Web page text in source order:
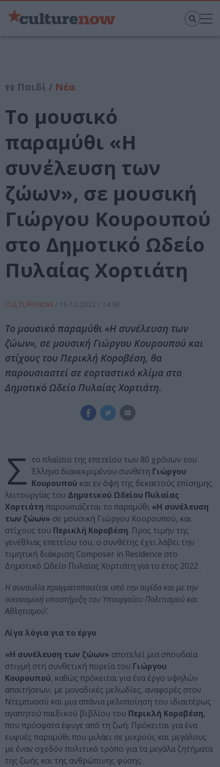
Παιδί / Νέα
Το μουσικό
παραμύθι «Η
συνέλευση των
ζώων», σε μουσική
Γιώργου Κουρουπού
στο Δημοτικό Ωδείο
Πυλαίας Χορτιάτη
CULTURENOW / 19-12-2022 / 14:38
Το μουσικό παραμύθι «Η συνέλευση των
ζώων», σε μουσική Γιώργου Κουρουπού και
στίχους του Περικλή Κοροβέση, θα
παρουσιαστεί σε εορταστικό κλίμα στο
Δημοτικό Ωδείο Πυλαίας Χορτιάτη.
Σ το πλαίσιο της επετείου των 80 χρόνων του
Έλληνα διακεκριμένου συνθέτη Γιώργου
Κουρουπού και εν όψη της δεκαετούς επίσημης
λειτουργίας του Δημοτικού Ωδείου Πυλαίας
Χορτιάτη παρουσιάζεται το παραμύθι «Η συνέλευση
των ζώων» σε μουσική Γιώργου Κουρουπού, και
στίχους του Περικλή Κοροβέση. Προς τιμήν της
γενέθλιας επετείου του, ο συνθέτης έχει λάβει την
τιμητική διάκριση Composer in Residence στο
Δημοτικό Ωδείο Πυλαίας Χορτιάτη για το έτος 2022 .
Η συναυλία πραγματοποιείται υπό την αιγίδα και με την
οικονομική υποστήριξη του Υπουργείου Πολιτισμού και
Αθλητισμού’.
Λίγα λόγια για το έργο
«Η συνέλευση των ζώων» αποτελεί μια σπουδαία
στιγμή στη συνθετική πορεία του Γιώργου
Κουρουπού, καθώς πρόκειται για ένα έργο υψηλών
απαιτήσεων, με μοναδικές μελωδίες, αναφορές στον
Ντεμπυσσύ και μια σπάνια μελοποίηση του ιδιαιτέρως
αγαπητού παιδικού βιβλίου του Περικλή Κοροβέση,
που πρόσφατα έφυγε από τη ζωή. Πρόκειται για ένα
ευφυές παραμύθι που μιλάει σε μικρούς και μεγάλους
με έναν σχεδόν πολιτικό τρόπο για τα μεγάλα ζητήματα
της ζωής και της ανθρώπινης φύσης.